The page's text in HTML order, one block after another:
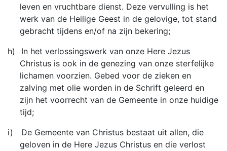
leven en vruchtbare dienst. Deze vervulling is het
werk van de Heilige Geest in de gelovige, tot stand
gebracht tijdens en/of na zijn bekering;
h)
In het verlossingswerk van onze Here Jezus
Christus is ook in de genezing van onze sterfelijke
lichamen voorzien. Gebed voor de zieken en
zalving met olie worden in de Schrift geleerd en
zijn het voorrecht van de Gemeente in onze huidige
tijd;
i)
De Gemeente van Christus bestaat uit allen, die
geloven in de Here Jezus Christus en die verlost